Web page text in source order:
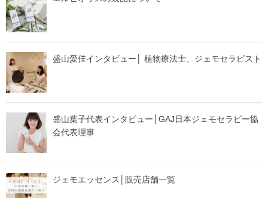
盛山愛佳インタビュー│ 植物療法士、ジェモセラピスト
盛山葉子代表インタビュー│GAJ日本ジェモセラピー協
会代表理事
ジェモエッセンス│販売店舗一覧